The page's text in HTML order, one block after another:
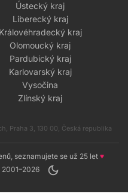
Ústecký kraj
Liberecký kraj
Královéhradecký kraj
Olomoucký kraj
Pardubický kraj
Karlovarský kraj
Vysočina
Zlínský kraj
Praha 3, 130 00, Česká republika
seznamujete se už 25 let♥
dark_mode